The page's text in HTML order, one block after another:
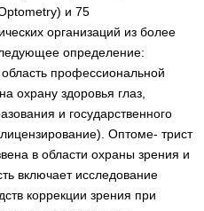
и 75
организаций из более
определение:
профессиональной
охрану здоровья глаз,
и государственного
Оптоме- трист
в области охраны зрения и
включает исследование
коррекции зрения при